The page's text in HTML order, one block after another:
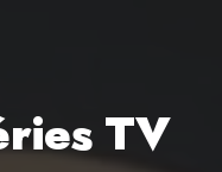
TV